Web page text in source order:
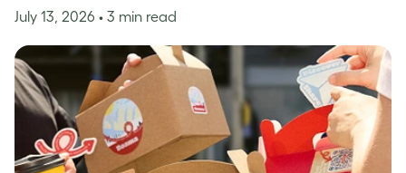
July 13, 2026 • 3 min read